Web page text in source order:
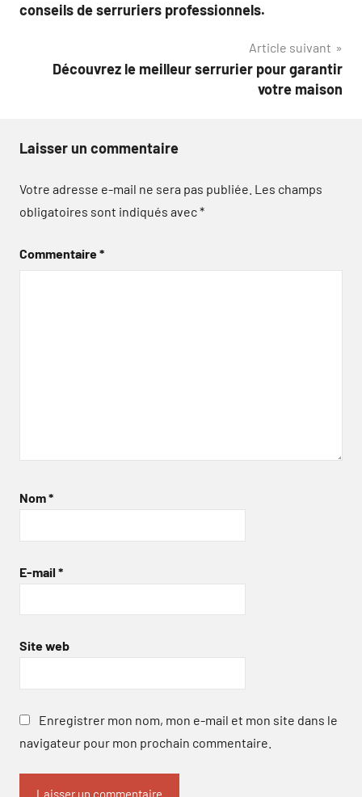
conseils de serruriers professionnels.
Article suivant
Découvrez le meilleur serrurier pour garantir
votre maison
Laisser un commentaire
Votre adresse e-mail ne sera pas publiée. Les champs
obligatoires sont indiqués avec*
Commentaire*
Nom*
E-mail *
Site web
Enregistrer mon nom, mon e-mail et mon site dans le
navigateur pour mon prochain commentaire.